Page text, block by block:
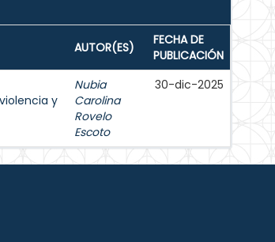
AUTOR(ES)
FECHA DE
PUBLICACIÓN
y
Nubia
Carolina
Rovelo
Escoto
30-dic-2025